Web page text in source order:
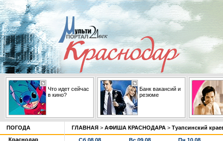
Что идет сейчас
в кино?
Банк вакансий и
резюме
ПОГОДА
Краснодар
ГЛАВНАЯ > АФИША КРАСНОДАРА > Туапсинский